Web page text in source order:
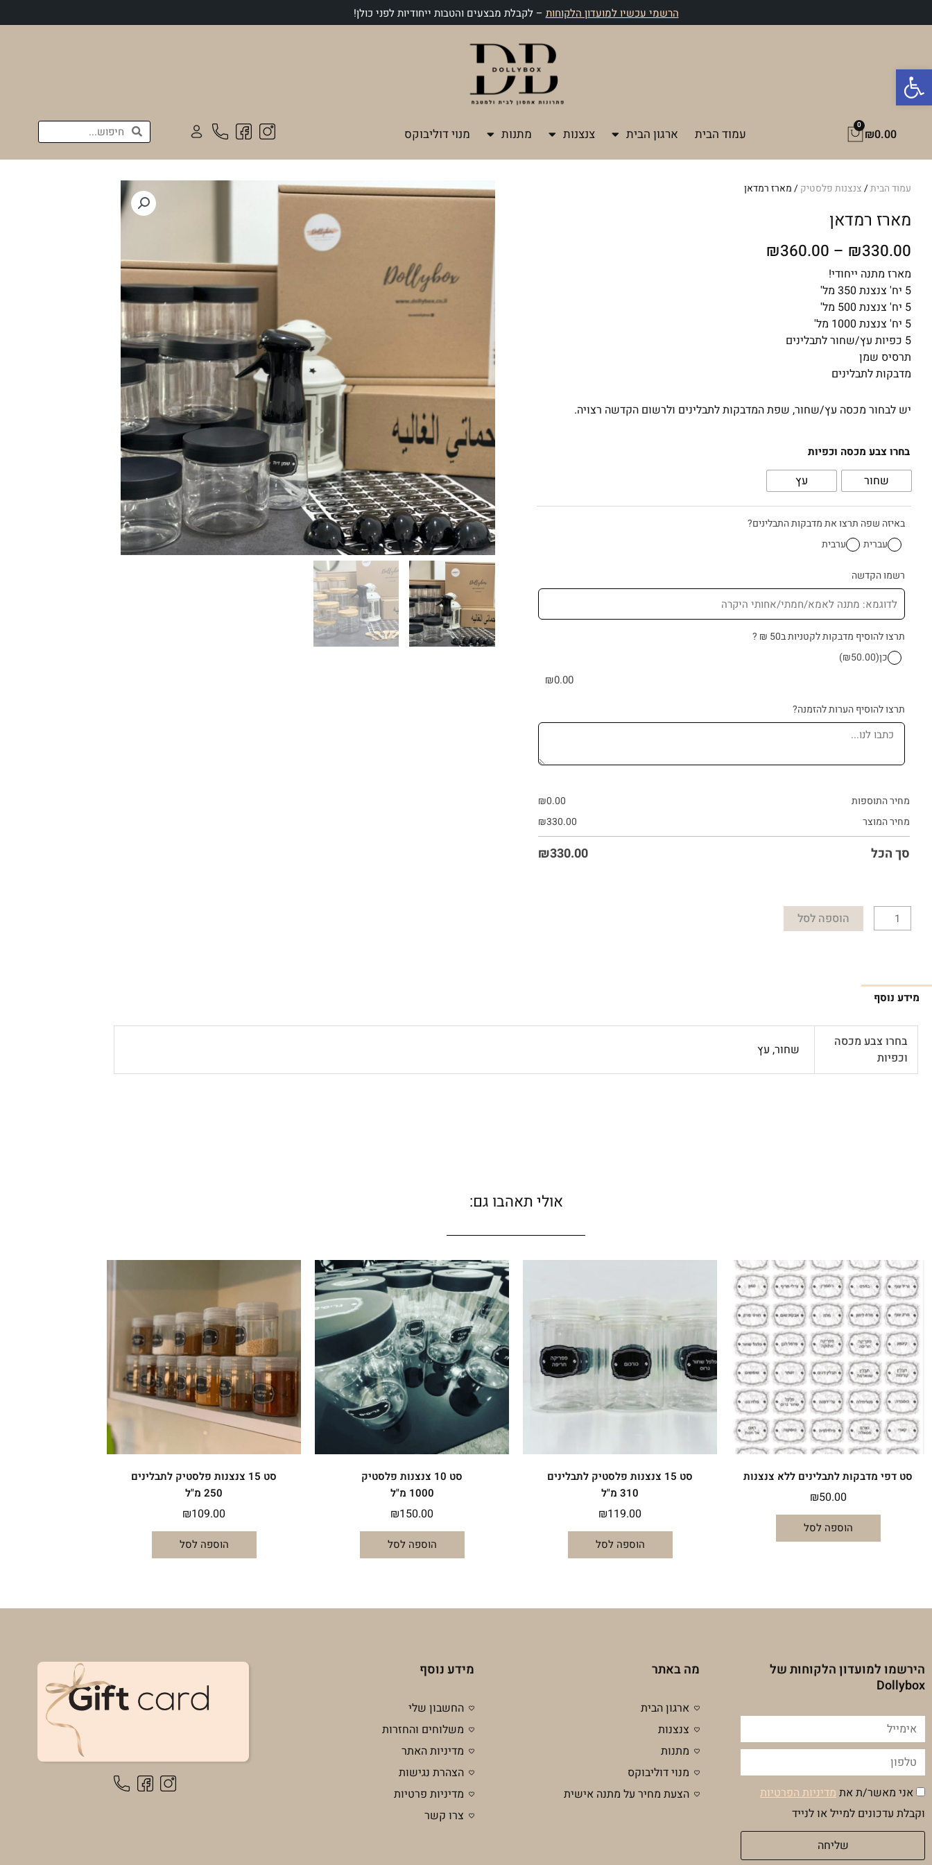
פתח סרגל נגישות
לתוכן
הרשמי עכשיו למועדון הלקוחות – לקבלת מבצעים והטבות ייחודיות לפני כולן!
₪0.00
0
עגלת
קניות
עמוד הבית ארגון הבית צנצנות מתנות מנוי דוליבוקס חיפושחיפוש
עמוד הבית/ צנצנות פלסטיק / מארז רמדאן
מארז רמדאן
₪330.00
–
₪360.00
מארז מתנה ייחודי!
5 יח' צנצנת 350 מל'
5 יח' צנצנת 500 מל'
5 יח' צנצנת 1000 מל'
5 כפיות עץ/שחור לתבלינים
תרסיס שמן
מדבקות לתבלינים
יש לבחור מכסה עץ/שחור, שפת המדבקות לתבלינים ולרשום הקדשה רצויה.
בחרו צבע מכסה וכפיות
שחור עץ
באיזה שפה תרצו את מדבקות התבלינים?
עברית
ערבית
רשמו הקדשה
תרצו להוסיף מדבקות לקטניות ב50 ₪ ?
כן(₪50.00)
₪0.00
תרצו להוסיף הערות להזמנה?
מחיר התוספות ₪0.00
מחיר המוצר
₪330.00
סך הכל ₪330.00
כמות
של
הוספה לסל
מידע נוסף
בחרו צבע מכסה
וכפיות
שחור, עץ
אולי תאהבו גם:
סט דפי מדבקות לתבלינים ללא צנצנות
₪50.00
הוספה לסל
סט 15 צנצנות פלסטיק לתבלינים
310 מ"ל
₪119.00
הוספה לסל
סט 10 צנצנות פלסטיק
1000 מ"ל
₪150.00
הוספה לסל
סט 15 צנצנות פלסטיק לתבלינים
250 מ"ל
₪109.00
הוספה לסל
הירשמו למועדון הלקוחות של
Dollybox
אימייל
טלפון
הסכמה
מדיניות
פרטיות
אני מאשר/ת אתמדיניות הפרטיות
וקבלת עדכונים למייל או לנייד
שליחה
מה באתר
ארגון הבית
צנצנות
מתנות
מנוי דוליבוקס
הצעת מחיר על מתנה אישית
מידע נוסף
החשבון שלי
משלוחים והחזרות
מדיניות האתר
הצהרת נגישות
מדיניות פרטיות
צרו קשר